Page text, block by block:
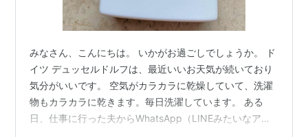
みなさん、こんにちは。 いかがお過ごしでしょうか。 ド
イツ デュッセルドルフは、最近いいお天気が続いており
気分がいいです。 空気がカラカラに乾燥していて、洗濯
物もカラカラに乾きます。毎日洗濯しています。 ある
日、仕事に行った夫からWhatsApp（LINEみたいなアプ